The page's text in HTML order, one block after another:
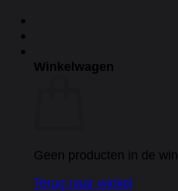
Winkelwagen
Geen producten in de
Terug naar winkel